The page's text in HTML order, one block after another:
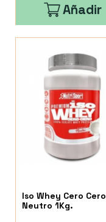
Añadir
Iso Whey Cero Cero
Neutro 1Kg.